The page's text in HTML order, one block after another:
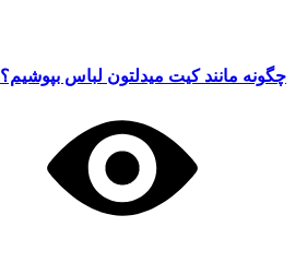
چگونه مانند کیت میدلتون لباس بپوشیم؟